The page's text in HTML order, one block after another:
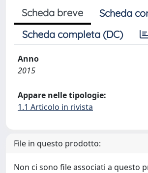
Scheda breve
Scheda
Scheda completa (DC)
Anno
2015
Appare nelle tipologie:
1.1 Articolo in rivista
File in questo prodotto:
Non ci sono file associati a questo